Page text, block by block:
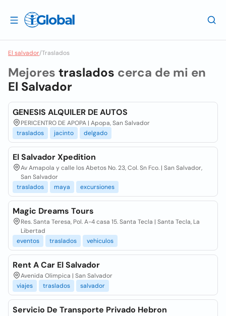
El salvador/Traslados
Mejores traslados cerca de mi en
El Salvador
GENESIS ALQUILER DE AUTOS
PERICENTRO DE APOPA | Apopa, San Salvador
traslados
jacinto delgado
El Salvador Xpedition
Av Amapola y calle los Abetos No. 23, Col. Sn Fco. | San Salvador,
San Salvador
traslados
maya excursiones
Magic Dreams Tours
Res. Santa Teresa, Pol. A-4 casa 15. Santa Tecla | Santa Tecla, La
Libertad
eventos
traslados vehiculos
Rent A Car El Salvador
Avenida Olimpica | San Salvador
viajes
traslados salvador
Servicio De Transporte Privado Hebron